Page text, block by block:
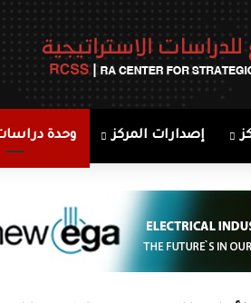
إصدارات المركز وحدة